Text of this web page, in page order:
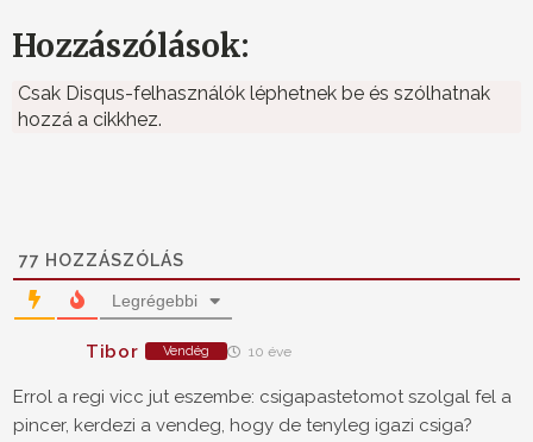
Hozzászólások:
Csak Disqus-felhasználók léphetnek be és szólhatnak
hozzá a cikkhez.
77 HOZZÁSZÓLÁS
Legrégebbi
Tibor Vendég 10 éve
Errol a regi vicc jut eszembe: csigapastetomot szolgal fel a
pincer, kerdezi a vendeg, hogy de tenyleg igazi csiga?